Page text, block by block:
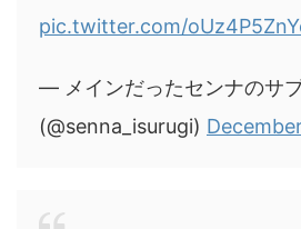
pic.twitter.com/
— メインだったセンナのサ
(@senna_isurugi)